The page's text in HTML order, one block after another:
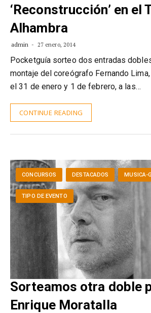
‘Reconstrucción’ en el
Alhambra
admin 27 enero, 2014
Pocketguía sorteo dos entradas
montaje del coreógrafo Fernando Lima,
el 31 de enero y 1 de febrero, a las…
CONTINUE READING
CONCURSOS DESTACADOS MUSICA-
TIPO DE EVENTO
Sorteamos otra doble
Enrique Moratalla